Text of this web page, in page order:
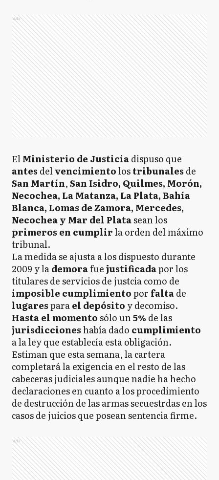
Ads
ElMinisterio de Justiciadispuso que
antes delvencimientolostribunales de
San Martín,San Isidro, Quilmes, Morón,
Necochea, La Matanza, La Plata, Bahía
Blanca, Lomas de Zamora, Mercedes,
Necochea y Mar del Platasean los
primeros en cumplirla orden del máximo
tribunal.
La medida se ajusta a los dispuesto durante
2009 y lademorafuejustificadapor los
titulares de servicios de justcia como de
imposible cumplimientopor faltade
lugaresparael depósito y decomiso.
Hasta el momentosólo un5%de las
jurisdiccioneshabía dado cumplimiento
a la ley que establecía esta obligación.
Estiman que esta semana, la cartera
completará la exigencia en el resto de las
cabeceras judiciales aunque nadie ha hecho
declaraciones en cuanto a los procedimiento
de destrucción de las armas secuestrdas en los
casos de juicios que posean sentencia firme.
Ads